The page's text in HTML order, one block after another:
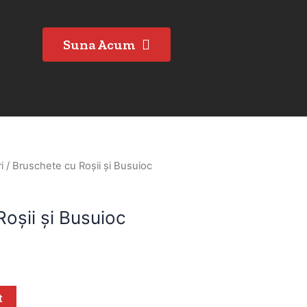
Suna Acum
/ Bruschete cu Roșii și Busuioc
și Busuioc